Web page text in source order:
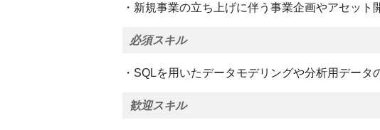
・新規事業の立ち上げに伴う事業企画やアセット
必須スキル
・SQLを用いたデータモデリングや分析用データ
歓迎スキル